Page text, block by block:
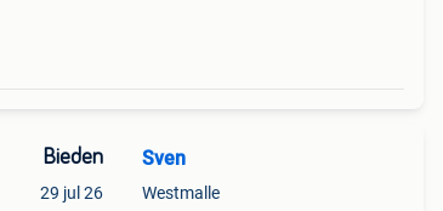
Bieden
29 jul 26
Sven
Westmalle